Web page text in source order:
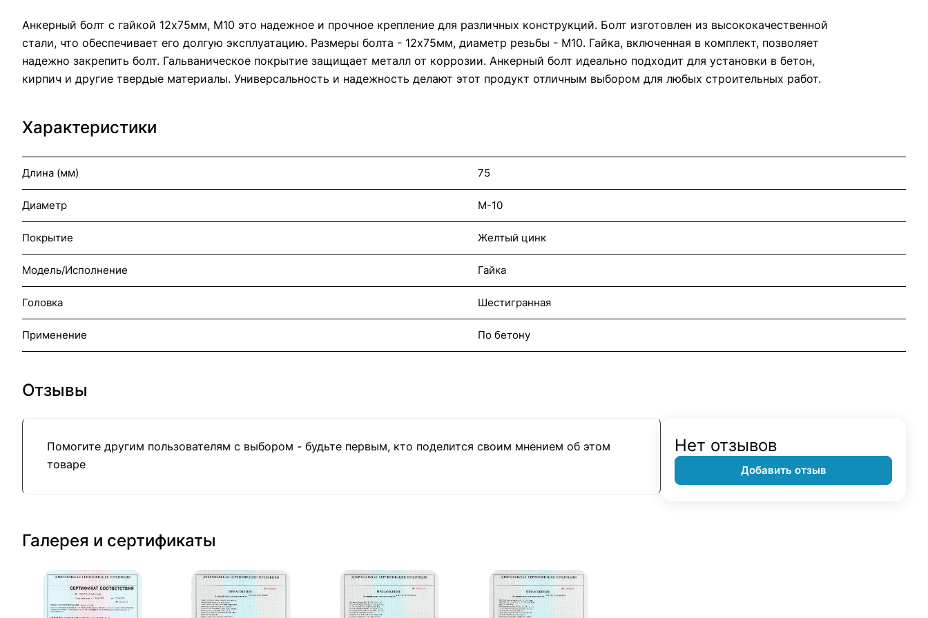
Анкерный болт с гайкой 12х75мм, М10 это надежное и прочное крепление для различных конструкций. Болт изготовлен из высококачественной
стали, что обеспечивает его долгую эксплуатацию. Размеры болта - 12х75мм, диаметр резьбы - М10. Гайка, включенная в комплект, позволяет
надежно закрепить болт. Гальваническое покрытие защищает металл от коррозии. Анкерный болт идеально подходит для установки в бетон,
кирпич и другие твердые материалы. Универсальность и надежность делают этот продукт отличным выбором для любых строительных работ.
Характеристики
Длина (мм) 75
Диаметр М-10
Покрытие Желтый цинк
Модель/Исполнение Гайка
Головка Шестигранная
Применение По бетону
Отзывы
Помогите другим пользователям с выбором - будьте первым, кто поделится своим мнением об этом
товаре
Нет отзывов
Добавить отзыв
Галерея и сертификаты